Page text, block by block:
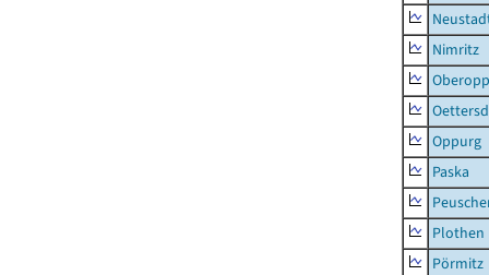
Nimritz
Oppurg
Paska
Plothen
Pörmitz